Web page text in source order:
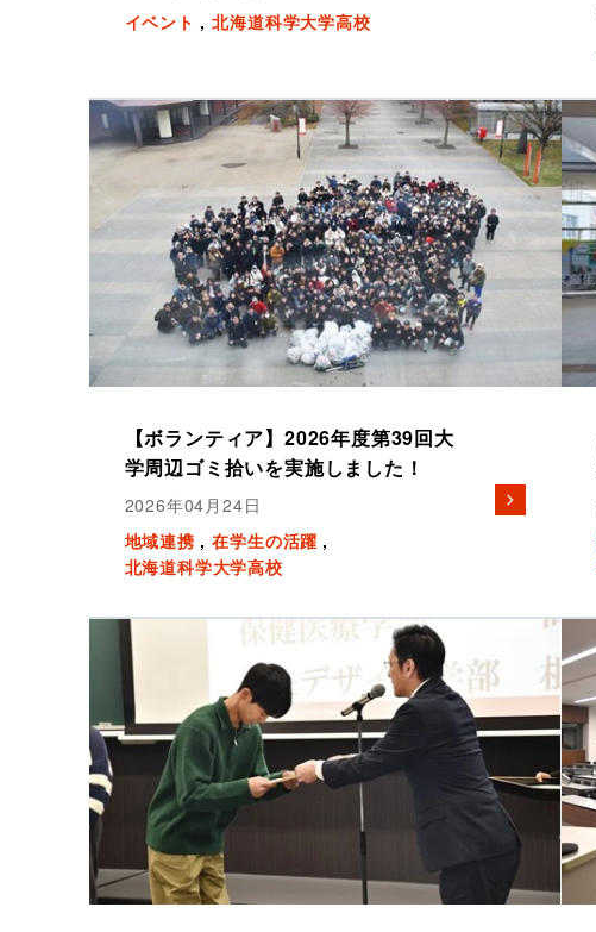
イベント
北海道科学大学高校
【ボランティア】2026年度第39回大
学周辺ゴミ拾いを実施しました！
2026年04月24日
地域連携
在学生の活躍
北海道科学大学高校